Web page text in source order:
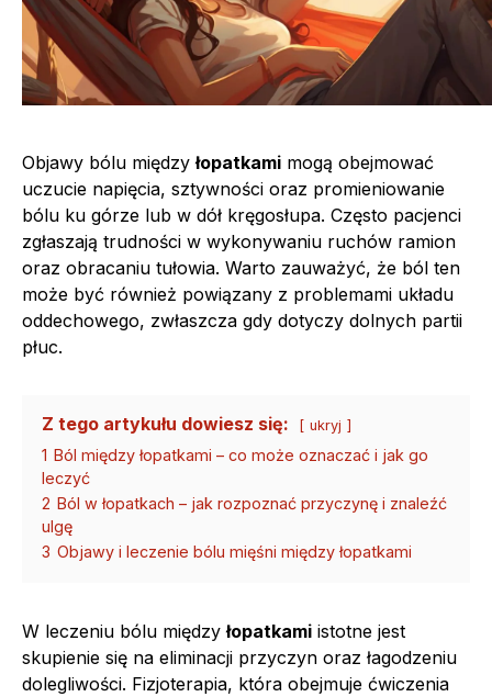
Objawy bólu międzyłopatkami mogą obejmować
uczucie napięcia, sztywności oraz promieniowanie
bólu ku górze lub w dół kręgosłupa. Często pacjenci
zgłaszają trudności w wykonywaniu ruchów ramion
oraz obracaniu tułowia. Warto zauważyć, że ból ten
może być również powiązany z problemami układu
oddechowego, zwłaszcza gdy dotyczy dolnych partii
płuc.
Z tego artykułu dowiesz się: ukryj
1 Ból między łopatkami – co może oznaczać i jak go
leczyć
2 Ból w łopatkach – jak rozpoznać przyczynę i znaleźć
ulgę
3 Objawy i leczenie bólu mięśni między łopatkami
W leczeniu bólu międzyłopatkami istotne jest
skupienie się na eliminacji przyczyn oraz łagodzeniu
dolegliwości. Fizjoterapia, która obejmuje ćwiczenia